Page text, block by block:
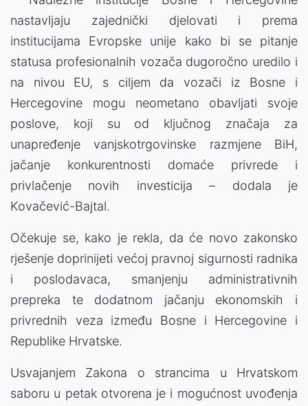
nastavljaju zajednički djelovati i prema
institucijama Evropske unije kako bi se pitanje
statusa profesionalnih vozača dugoročno uredilo i
na nivou EU, s ciljem da vozači iz Bosne i
Hercegovine mogu neometano obavljati svoje
poslove, koji su od ključnog značaja za
unapređenje vanjskotrgovinske razmjene BiH,
jačanje konkurentnosti domaće privrede i
privlačenje novih investicija – dodala je
Kovačević-Bajtal.
Očekuje se, kako je rekla, da će novo zakonsko
rješenje doprinijeti većoj pravnoj sigurnosti radnika
i poslodavaca, smanjenju administrativnih
prepreka te dodatnom jačanju ekonomskih i
privrednih veza između Bosne i Hercegovine i
Republike Hrvatske.
Usvajanjem Zakona o strancima u Hrvatskom
saboru u petak otvorena je i mogućnost uvođenja